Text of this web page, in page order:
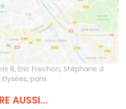
8, Eric Frechon, Stéphane d
, paris
AUSSI...